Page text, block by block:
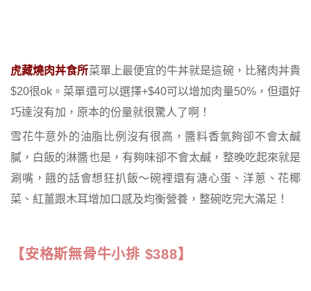
虎藏燒肉丼食所菜單上最便宜的牛丼就是這碗，比豬肉丼貴
$20很ok。菜單還可以選擇+$40可以增加肉量50%，但還好
巧達沒有加，原本的份量就很驚人了啊！
雪花牛意外的油脂比例沒有很高，醬料香氣夠卻不會太鹹
膩，白飯的淋醬也是，有夠味卻不會太鹹，整晚吃起來就是
涮嘴，餓的話會想狂扒飯～碗裡還有溏心蛋、洋蔥、花椰
菜、紅薑跟木耳增加口感及均衡營養，整碗吃完大滿足！
【安格斯無骨牛小排 $388】